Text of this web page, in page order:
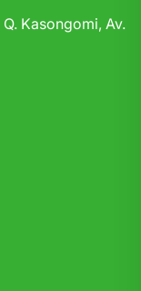
Kasongomi, Av.